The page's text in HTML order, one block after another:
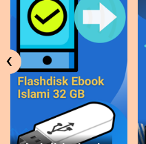
‹